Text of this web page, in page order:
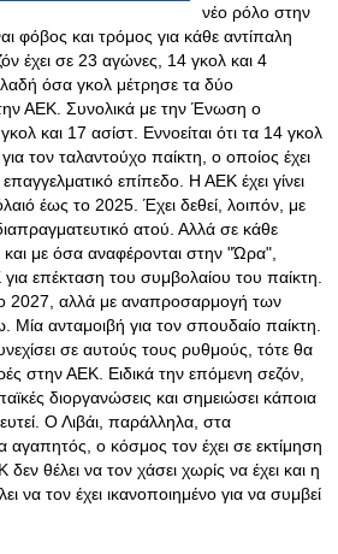
νέο ρόλο στην
φόβος και τρόμος για κάθε αντίπαλη
έχει σε 23 αγώνες, 14 γκολ και 4
όσα γκολ μέτρησε τα δύο
ΑΕΚ. Συνολικά με την Ένωση ο
και 17 ασίστ. Εννοείται ότι τα 14 γκολ
τον ταλαντούχο παίκτη, ο οποίος έχει
επίπεδο. Η ΑΕΚ έχει γίνει
έως το 2025. Έχει δεθεί, λοιπόν, με
ατού. Αλλά σε κάθε
με όσα αναφέρονται στην "Ώρα",
επέκταση του συμβολαίου του παίκτη.
2027, αλλά με αναπροσαρμογή των
ανταμοιβή για τον σπουδαίο παίκτη.
σε αυτούς τους ρυθμούς, τότε θα
στην ΑΕΚ. Ειδικά την επόμενη σεζόν,
διοργανώσεις και σημειώσει κάποια
Ο Λιβάι, παράλληλα, στα
αγαπητός, ο κόσμος τον έχει σε εκτίμηση
θέλει να τον χάσει χωρίς να έχει και η
να τον έχει ικανοποιημένο για να συμβεί